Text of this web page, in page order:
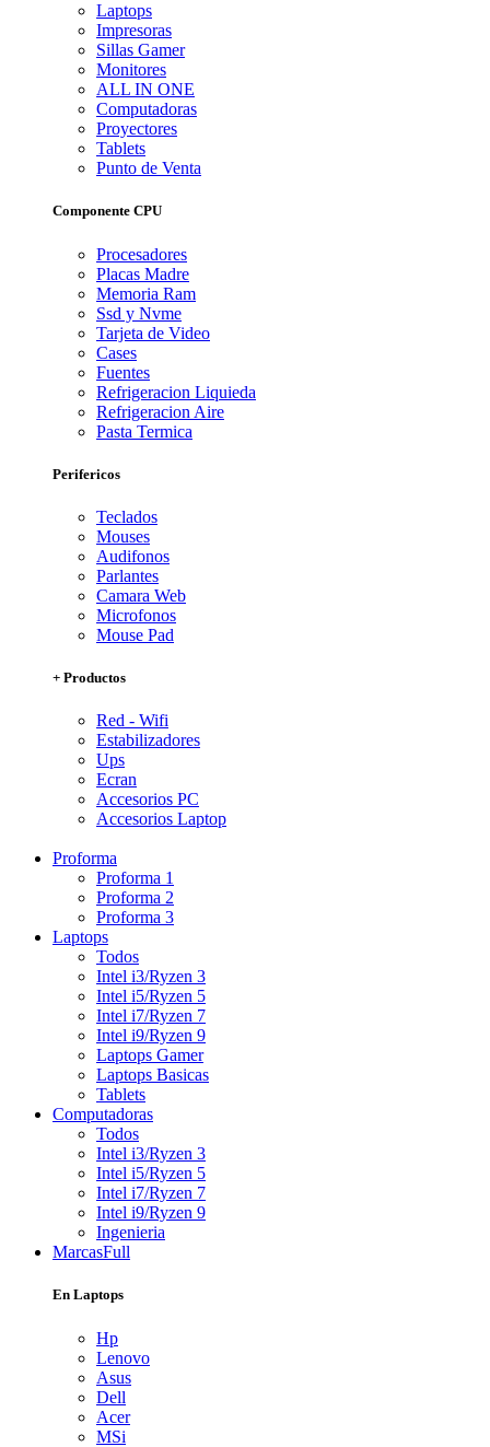
Laptops
Impresoras
Sillas Gamer
Monitores
ALL IN ONE
Computadoras
Proyectores
Tablets
Punto de Venta
Componente CPU
Procesadores
Placas Madre
Memoria Ram
Ssd y Nvme
Tarjeta de Video
Cases
Fuentes
Refrigeracion Liquieda
Refrigeracion Aire
Pasta Termica
Perifericos
Teclados
Mouses
Audifonos
Parlantes
Camara Web
Microfonos
Mouse Pad
+ Productos
Red - Wifi
Estabilizadores
Ups
Ecran
Accesorios PC
Accesorios Laptop
Proforma
Proforma 1
Proforma 2
Proforma 3
Laptops
Todos
Intel i3/Ryzen 3
Intel i5/Ryzen 5
Intel i7/Ryzen 7
Intel i9/Ryzen 9
Laptops Gamer
Laptops Basicas
Tablets
Computadoras
Todos
Intel i3/Ryzen 3
Intel i5/Ryzen 5
Intel i7/Ryzen 7
Intel i9/Ryzen 9
Ingenieria
MarcasFull
En Laptops
Hp
Lenovo
Asus
Dell
Acer
MSi